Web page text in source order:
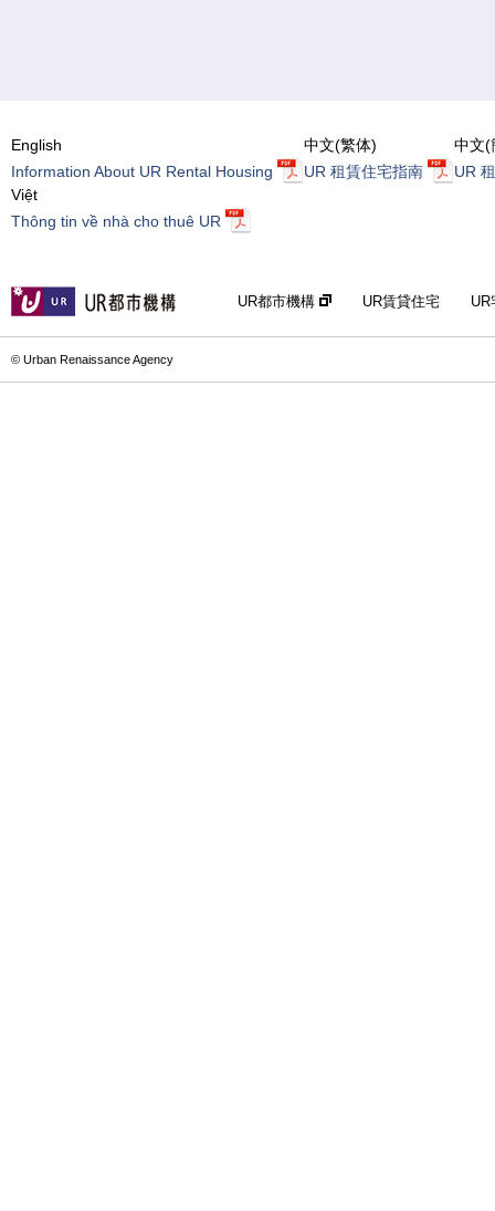
English
Information About UR Rental Housing
中文(繁体)
UR 租賃住宅指南
中文(
UR
Việt
Thông tin về nhà cho thuê UR
UR都市機構 UR賃貸住宅
© Urban Renaissance Agency